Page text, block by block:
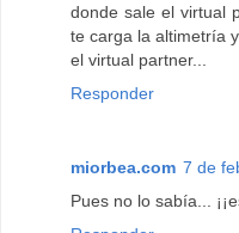
donde sale el virtual
te carga la altimetría
el virtual partner...
Responder
miorbea.com 7 de
Pues no lo sabía...